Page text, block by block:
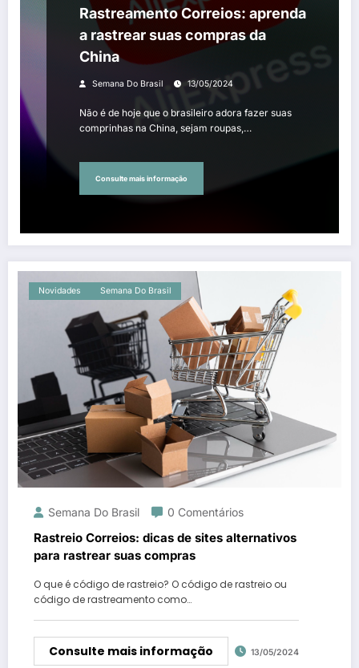
Rastreamento Correios: aprenda
a rastrear suas compras da
China
Semana Do Brasil 13/05/2024
Não é de hoje que o brasileiro adora fazer suas
comprinhas na China, sejam roupas,…
Consulte mais informação
Novidades Semana Do Brasil
Semana Do Brasil 0 Comentários
Rastreio Correios: dicas de sites alternativos
para rastrear suas compras
O que é código de rastreio? O código de rastreio ou
código de rastreamento como…
Consulte mais informação 13/05/2024